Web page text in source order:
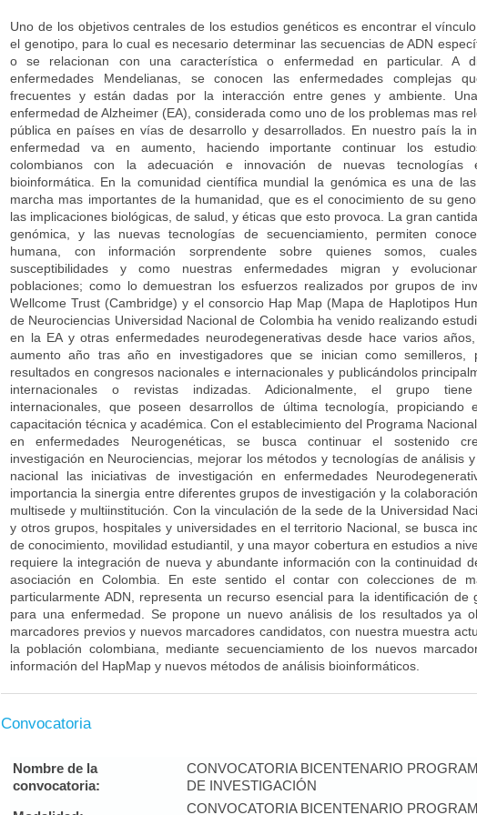
Uno de los objetivos centrales de los estudios genéticos es encontrar el
el genotipo, para lo cual es necesario determinar las secuencias de ADN
o se relacionan con una característica o enfermedad en particular. A
enfermedades Mendelianas, se conocen las enfermedades complejas
frecuentes y están dadas por la interacción entre genes y ambiente.
enfermedad de Alzheimer (EA), considerada como uno de los problemas mas
pública en países en vías de desarrollo y desarrollados. En nuestro país la
enfermedad va en aumento, haciendo importante continuar los
colombianos con la adecuación e innovación de nuevas tecnologías
bioinformática. En la comunidad científica mundial la genómica es una de
marcha mas importantes de la humanidad, que es el conocimiento de su
las implicaciones biológicas, de salud, y éticas que esto provoca. La gran
genómica, y las nuevas tecnologías de secuenciamiento, permiten
humana, con información sorprendente sobre quienes somos,
susceptibilidades y como nuestras enfermedades migran y
poblaciones; como lo demuestran los esfuerzos realizados por grupos de
Wellcome Trust (Cambridge) y el consorcio Hap Map (Mapa de Haplotipos
de Neurociencias Universidad Nacional de Colombia ha venido realizando
en la EA y otras enfermedades neurodegenerativas desde hace varios
aumento año tras año en investigadores que se inician como semilleros,
resultados en congresos nacionales e internacionales y publicándolos
internacionales o revistas indizadas. Adicionalmente, el grupo tiene
internacionales, que poseen desarrollos de última tecnología, propiciando
capacitación técnica y académica. Con el establecimiento del Programa
en enfermedades Neurogenéticas, se busca continuar el sostenido
investigación en Neurociencias, mejorar los métodos y tecnologías de análisis
nacional las iniciativas de investigación en enfermedades
importancia la sinergia entre diferentes grupos de investigación y la
multisede y multiinstitución. Con la vinculación de la sede de la Universidad
y otros grupos, hospitales y universidades en el territorio Nacional, se busca
de conocimiento, movilidad estudiantil, y una mayor cobertura en estudios a
requiere la integración de nueva y abundante información con la continuidad
asociación en Colombia. En este sentido el contar con colecciones de
particularmente ADN, representa un recurso esencial para la identificación de
para una enfermedad. Se propone un nuevo análisis de los resultados ya
marcadores previos y nuevos marcadores candidatos, con nuestra muestra
la población colombiana, mediante secuenciamiento de los nuevos
información del HapMap y nuevos métodos de análisis bioinformáticos.
Convocatoria
Nombre de la
convocatoria:
CONVOCATORIA BICENTENARIO
DE INVESTIGACIÓN
CONVOCATORIA BICENTENARIO